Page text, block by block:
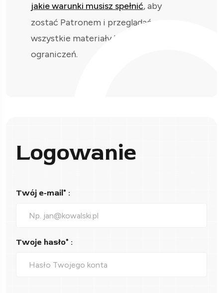
jakie warunki musisz spełnić, aby
zostać Patronem i przeglądać
wszystkie materiały bez
ograniczeń.
Logowanie
Twój e-mail* :
Twoje hasło* :